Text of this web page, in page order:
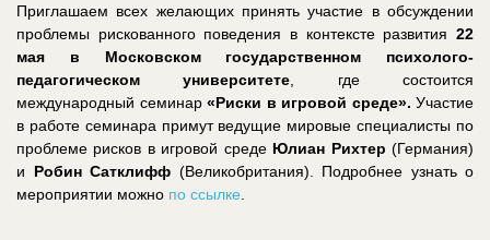
Приглашаем всех желающих принять участие в обсуждении
проблемы рискованного поведения в контексте развития 22
мая в Московском государственном психолого-
педагогическом университете , где состоится
международный семинар «Риски в игровой среде». Участие
в работе семинара примут ведущие мировые специалисты по
проблеме рисков в игровой среде Юлиан Рихтер (Германия)
и РобинСатклифф (Великобритания). Подробнее узнать о
мероприятии можно по ссылке